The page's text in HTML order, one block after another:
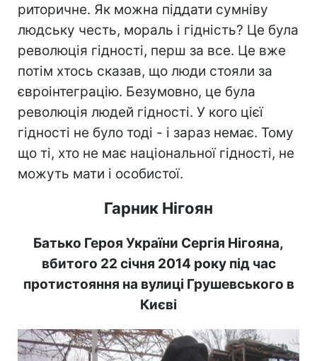
риторичне. Як можна піддати сумніву
людську честь, мораль і гідність? Це була
революція гідності, перш за все. Це вже
потім хтось сказав, що люди стояли за
євроінтеграцію. Безумовно, це була
революція людей гідності. У кого цієї
гідності не було тоді - і зараз немає. Тому
що ті, хто не має національної гідності, не
можуть мати і особистої.
Гарник Нігоян
Батько Героя України Сергія Нігояна,
вбитого 22 січня 2014 року під час
протистояння на вулиці Грушевського в
Києві